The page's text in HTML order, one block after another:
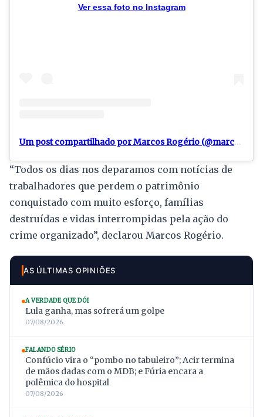
Ver essa foto no Instagram
Um post compartilhado por Marcos Rogério (@marcosrogeriooficial)
“Todos os dias nos deparamos com notícias de
trabalhadores que perdem o patrimônio
conquistado com muito esforço, famílias
destruídas e vidas interrompidas pela ação do
crime organizado”, declarou Marcos Rogério.
AS ÚLTIMAS OPINIÕES
A VERDADE QUE DÓI
Lula ganha, mas sofrerá um golpe
07/08/2026
FALANDO SÉRIO
Confúcio vira o “pombo no tabuleiro”; Acir termina
de mãos dadas com o MDB; e Fúria encara a
polêmica do hospital
07/08/2026